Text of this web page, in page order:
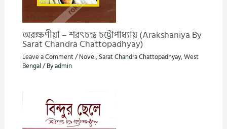
অরক্ষণীয়া – শরৎচন্দ্র চট্টোপাধ্যায় (Arakshaniya By
Sarat Chandra Chattopadhyay)
Leave a Comment/Novel, Sarat Chandra Chattopadhyay,West
Bengal / Byadmin